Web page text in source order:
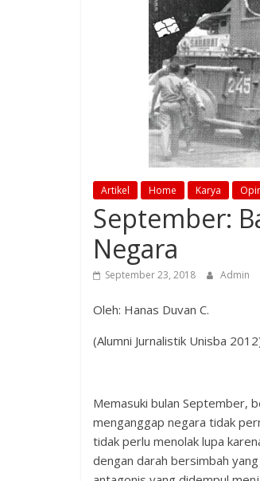
Artikel Home Karya
September:
Negara
September 23, 2018 Admin
Oleh: Hanas Duvan C.
(Alumni Jurnalistik Unisba
Memasuki bulan September,
menganggap negara tidak
tidak perlu menolak lupa
dengan darah bersimbah